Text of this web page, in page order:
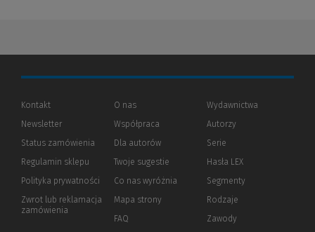
Kontakt
Newsletter
Status zamówienia
Regulamin sklepu
Polityka prywatności (Nowe
(Link
innej
Zwrot lub reklamacja
zamówienia
O nas
Współpraca
Dla autorów(Nowe
(Link
innej
strony)
Twoje sugestie
Co nas wyróżnia
Mapa strony
FAQ
Wydawnictwa
Autorzy
Serie
Hasła LEX
Segmenty
Rodzaje
Zawody